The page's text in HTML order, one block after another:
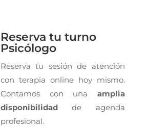
Reserva tu turno
Psicólogo
Reserva tu sesión de atención
con terapia online hoy mismo.
Contamos con una amplia
disponibilidadde agenda
profesional.